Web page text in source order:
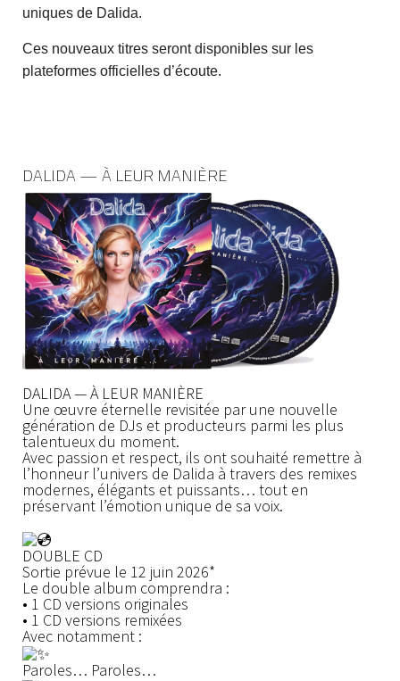
uniques de Dalida.
Ces nouveaux titres seront disponibles sur les
plateformes officielles d’écoute.
DALIDA — À LEUR MANIÈRE
DALIDA — À LEUR MANIÈRE
Une œuvre éternelle revisitée par une nouvelle
génération de DJs et producteurs parmi les plus
talentueux du moment.
Avec passion et respect, ils ont souhaité remettre à
l’honneur l’univers de Dalida à travers des remixes
modernes, élégants et puissants… tout en
préservant l’émotion unique de sa voix.
DOUBLE CD
Sortie prévue le 12 juin 2026*
Le double album comprendra :
• 1 CD versions originales
• 1 CD versions remixées
Avec notamment :
Paroles… Paroles…